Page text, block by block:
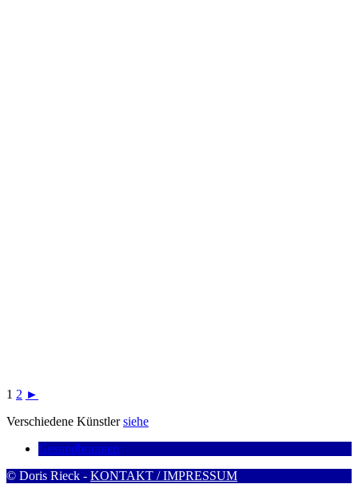
1 2 ►
Verschiedene Künstlersiehe
Gesundbrunnen
© Doris Rieck - KONTAKT / IMPRESSUM